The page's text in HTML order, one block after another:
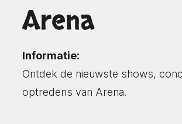
Arena
Informatie:
Ontdek de nieuwste shows,
optredens van Arena.